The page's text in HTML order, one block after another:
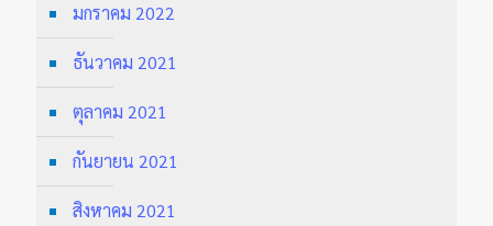
มกราคม 2022
ธันวาคม 2021
ตุลาคม 2021
กันยายน 2021
สิงหาคม 2021